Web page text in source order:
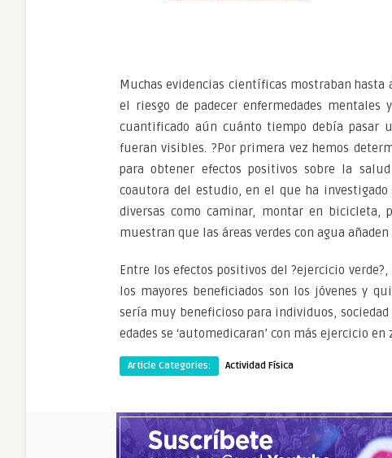
Muchas evidencias científicas mostraban hasta
el riesgo de padecer enfermedades
cuantificado aún cuánto tiempo debía pasar
fueran visibles. ?Por primera vez hemos
para obtener efectos positivos sobre la
coautora del estudio, en el que ha
diversas como caminar, montar en bicicleta,
muestran que las áreas verdes con agua
Entre los efectos positivos del ?ejercicio
los mayores beneficiados son los jóvenes y
sería muy beneficioso para individuos,
edades se ‘automedicaran’ con más ejercicio
Article Categories: Actividad Física